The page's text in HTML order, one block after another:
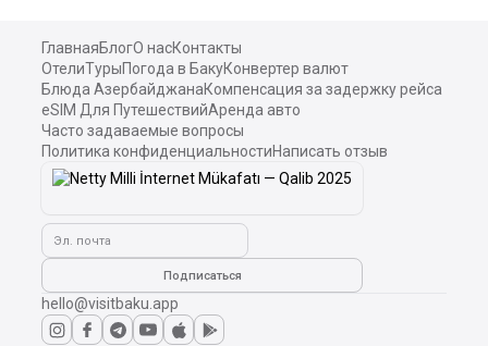
ГлавнаяБлогО насКонтакты
ОтелиТурыПогода в БакуКонвертер валют
Блюда АзербайджанаКомпенсация за задержку рейса
eSIM Для ПутешествийАренда авто
Часто задаваемые вопросы
Политика конфиденциальностиНаписать отзыв
Эл. почта
Подписаться
hello@visitbaku.app